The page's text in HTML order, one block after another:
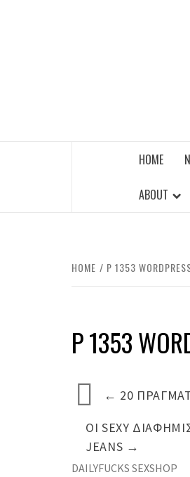
HOME
ABOUT
HOME P 1353
P 1353
← 20
ΟΙ SEXY
JEANS →
DAILYFUCKS SEXSHOP